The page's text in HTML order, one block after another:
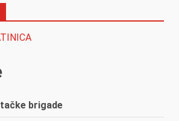
brigade